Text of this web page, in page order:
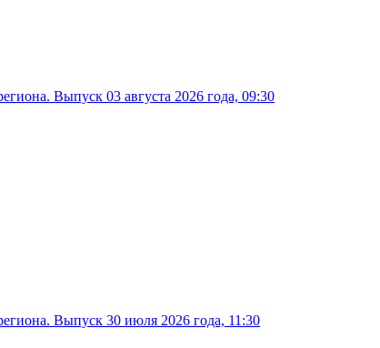
Выпуск 03 августа 2026 года, 09:30
Выпуск 30 июля 2026 года, 11:30